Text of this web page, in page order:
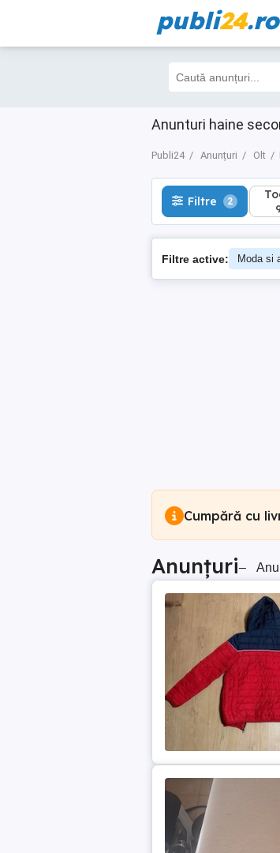
publi24.ro
Anunturi haine
Publi24 Anunțuri Olt
Filtre 2
97
Filtre 2
Filtre active: Moda si
Cumpără cu
Anunțuri–